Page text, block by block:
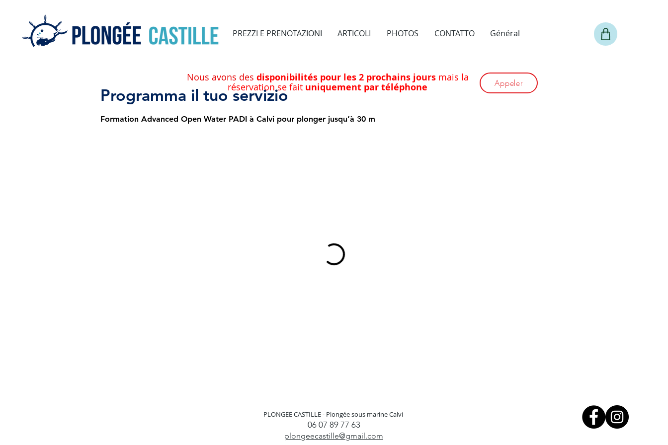
PREZZI E PRENOTAZIONI ARTICOLI PHOTOS CONTATTO Général
Programma il tuo servizio
Formation Advanced Open Water PADI à Calvi pour plonger jusqu’à 30 m
Nous avons des disponibilités pour les 2 prochains joursmais la
réservation se fait uniquement par téléphone Appeler
PLONGEE CASTILLE - Plongée sous marine Calvi
06 07 89 77 63
plongeecastille@gmail.com